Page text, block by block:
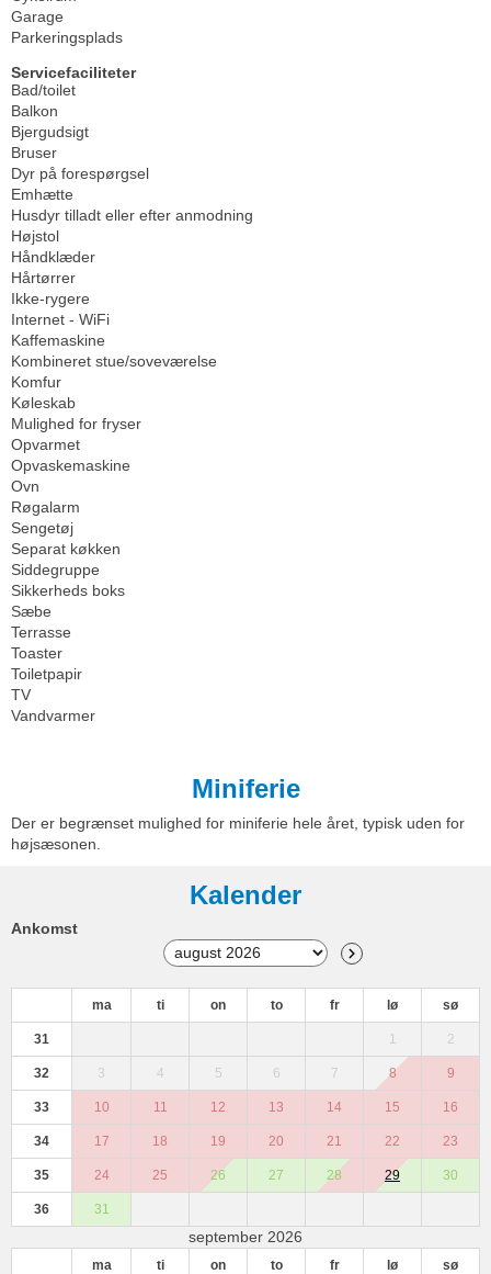
Garage
Parkeringsplads
Servicefaciliteter
Bad/toilet
Balkon
Bjergudsigt
Bruser
Dyr på forespørgsel
Emhætte
Husdyr tilladt eller efter anmodning
Højstol
Håndklæder
Hårtørrer
Ikke-rygere
Internet - WiFi
Kaffemaskine
Kombineret stue/soveværelse
Komfur
Køleskab
Mulighed for fryser
Opvarmet
Opvaskemaskine
Ovn
Røgalarm
Sengetøj
Separat køkken
Siddegruppe
Sikkerheds boks
Sæbe
Terrasse
Toaster
Toiletpapir
TV
Vandvarmer
Miniferie
Der er begrænset mulighed for miniferie hele året, typisk uden for
højsæsonen.
Kalender
Ankomst
ma ti on to fr lø sø
31 1 2
32 3 4 5 6 7 8 9
33 10 11 12 13 14 15 16
34 17 18 19 20 21 22 23
35 24 25 26 27 28 29 30
36 31
september 2026
ma ti on to fr lø sø